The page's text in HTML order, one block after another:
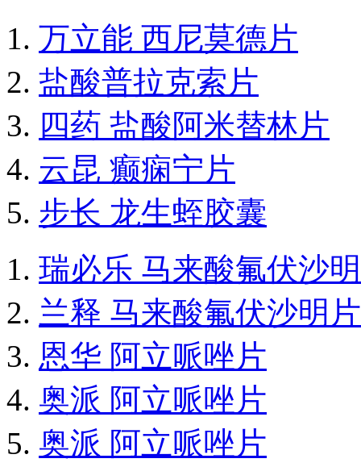
万立能 西尼莫德片
盐酸普拉克索片
四药 盐酸阿米替林片
云昆 癫痫宁片
步长 龙生蛭胶囊
瑞必乐 马来酸氟伏沙
兰释 马来酸氟伏沙明片
恩华 阿立哌唑片
奥派 阿立哌唑片
奥派 阿立哌唑片